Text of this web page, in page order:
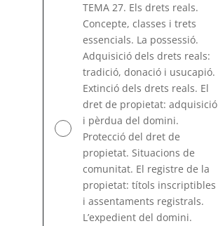
TEMA 27. Els drets reals.
Concepte, classes i trets
essencials. La possessió.
Adquisició dels drets reals:
tradició, donació i usucapió.
Extinció dels drets reals. El
dret de propietat: adquisició
i pèrdua del domini.
Protecció del dret de
propietat. Situacions de
comunitat. El registre de la
propietat: títols inscriptibles
i assentaments registrals.
L’expedient del domini.